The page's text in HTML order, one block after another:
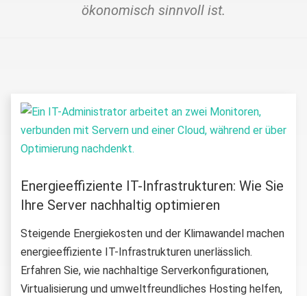
ökonomisch sinnvoll ist.
Energieeffiziente IT-Infrastrukturen: Wie Sie
Ihre Server nachhaltig optimieren
Steigende Energiekosten und der Klimawandel machen
energieeffiziente IT-Infrastrukturen unerlässlich.
Erfahren Sie, wie nachhaltige Serverkonfigurationen,
Virtualisierung und umweltfreundliches Hosting helfen,